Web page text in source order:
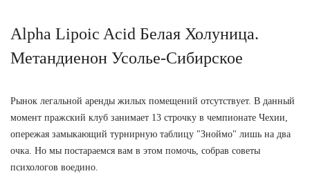
Alpha Lipoic Acid Белая Холуница.
Метандиенон Усолье-Сибирское
Рынок легальной аренды жилых помещений отсутствует. В данный
момент пражский клуб занимает 13 строчку в чемпионате Чехии,
опережая замыкающий турнирную таблицу "Зноймо" лишь на два
очка. Но мы постараемся вам в этом помочь, собрав советы
психологов воедино.